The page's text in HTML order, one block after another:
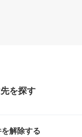
を探す
解除する